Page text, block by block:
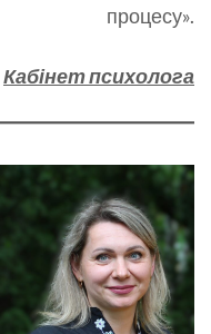
процесу».
Кабінет психолога